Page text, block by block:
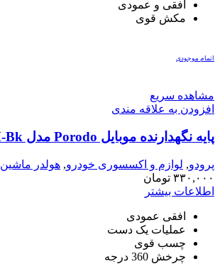
افقی و عمودی
مکش قوی
اتمام موجودی
مشاهده سریع
افزودن به علاقه مندی
پایه نگهدارنده موبایل Porodo مدل PD-FE1CRM-Bk
پرودو, لوازم و اکسسوری خودرو, هولدر ماشین
هولدر
۳۳۰,۰۰۰ تومان
اطلاعات بیشتر
افقی عمودی
عملیات یک دست
چسب قوی
چرخش 360 درجه